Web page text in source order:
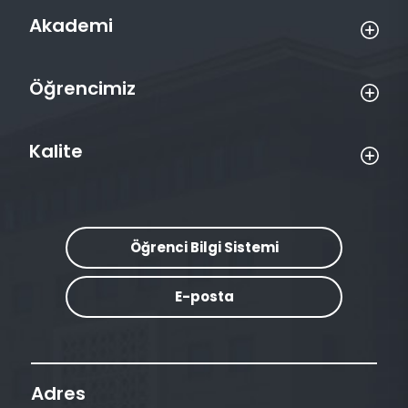
Akademi
Öğrencimiz
Kalite
Öğrenci Bilgi Sistemi
E-posta
Adres